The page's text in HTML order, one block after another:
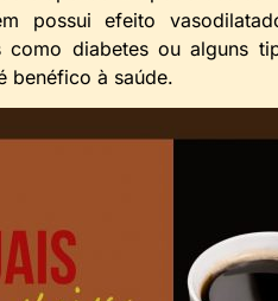
possui efeito
como diabetes ou alguns
benéfico à saúde.